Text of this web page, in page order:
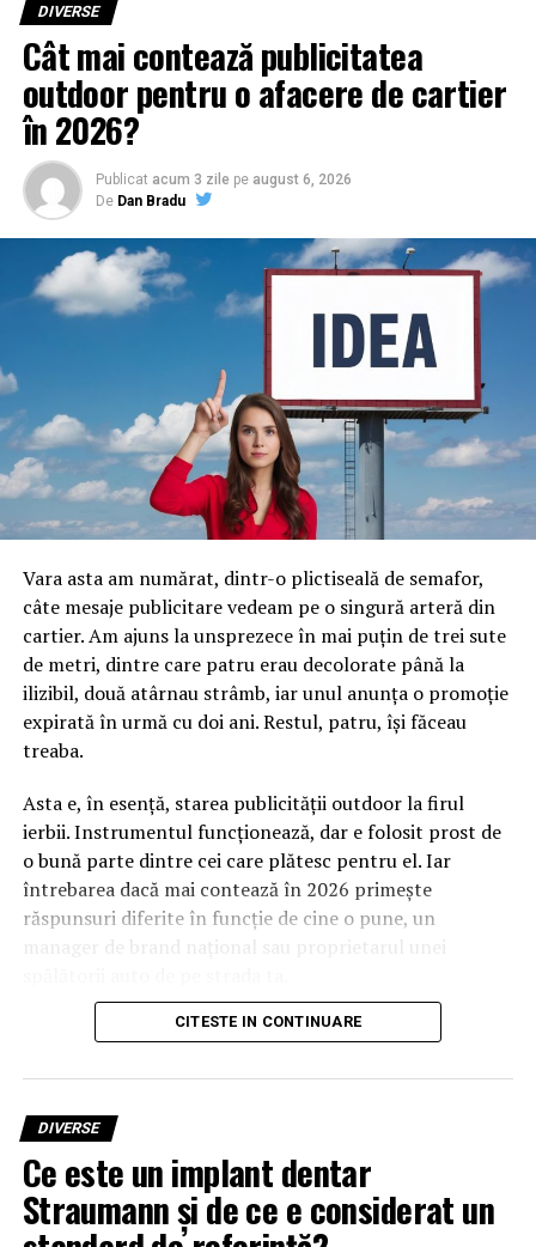
DIVERSE
Cât mai contează publicitatea
outdoor pentru o afacere de cartier
în 2026?
Publicat acum 3 zile pe august 6, 2026
De Dan Bradu
Vara asta am numărat, dintr-o plictiseală de semafor,
câte mesaje publicitare vedeam pe o singură arteră din
cartier. Am ajuns la unsprezece în mai puțin de trei sute
de metri, dintre care patru erau decolorate până la
ilizibil, două atârnau strâmb, iar unul anunța o promoție
expirată în urmă cu doi ani. Restul, patru, își făceau
treaba.
Asta e, în esență, starea publicității outdoor la firul
ierbii. Instrumentul funcționează, dar e folosit prost de
o bună parte dintre cei care plătesc pentru el. Iar
întrebarea dacă mai contează în 2026 primește
răspunsuri diferite în funcție de cine o pune, un
manager de brand național sau proprietarul unei
Pentru al doilea, răspunsul e mai simplu decât pare. Da,
cinci ani. Motivele nu au însă legătură cu nostalgia
pentru panouri, ci cu economia foarte concretă a
atenției pe o rază de câțiva kilometri.
Ce s-a schimbat de fapt în
CITESTE IN CONTINUARE
DIVERSE
Ce este un implant dentar
Straumann și de ce e considerat un